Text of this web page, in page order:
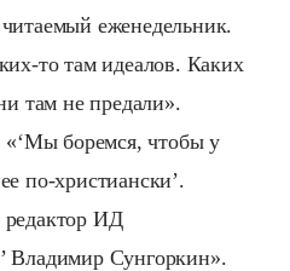
еженедельник.
то там идеалов. Каких
там не предали».
«‘Мы боремся, чтобы у
по-христиански’.
редактор ИД
Владимир Сунгоркин».